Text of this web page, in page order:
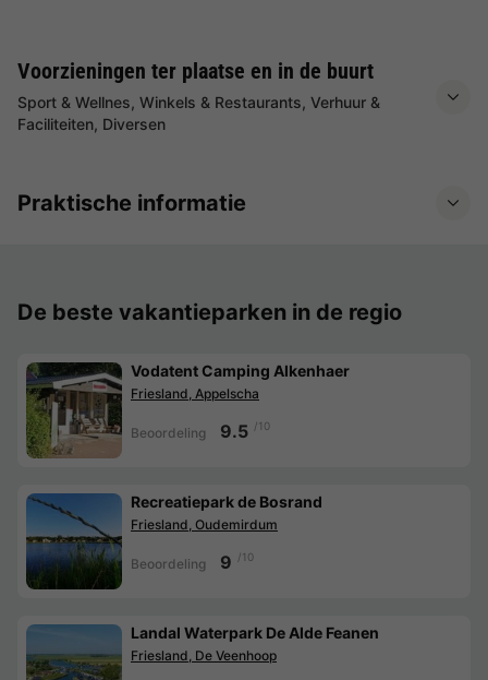
Voorzieningen ter plaatse en in de buurt
Sport & Wellnes, Winkels & Restaurants, Verhuur &
Faciliteiten, Diversen
Praktische informatie
De beste vakantieparken in de regio
Vodatent Camping Alkenhaer
Friesland, Appelscha
Beoordeling 9.5 /10
Recreatiepark de Bosrand
Friesland, Oudemirdum
Beoordeling 9 /10
Landal Waterpark De Alde Feanen
Friesland, De Veenhoop